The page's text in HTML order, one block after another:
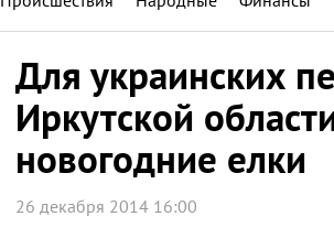
Для украинских
Иркутской
новогодние елки
26 декабря 2014 16:00